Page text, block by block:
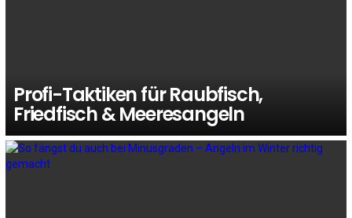
Profi-Taktiken für Raubfisch,
Friedfisch & Meeresangeln